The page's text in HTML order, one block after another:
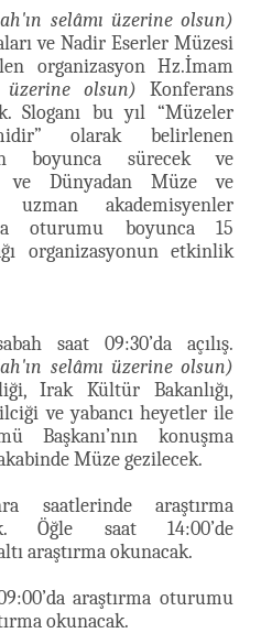
selâmı üzerine olsun)
ve Nadir Eserler Müzesi
organizasyon Hz.İmam
üzerine olsun) Konferans
Sloganı bu yıl “Müzeler
olarak belirlenen
boyunca sürecek ve
ve Dünyadan Müze ve
akademisyenler
oturumu boyunca 15
organizasyonun etkinlik
saat 09:30’da açılış.
selâmı üzerine olsun)
Irak Kültür Bakanlığı,
ve yabancı heyetler ile
Başkanı’nın konuşma
Müze gezilecek.
saatlerinde araştırma
Öğle saat 14:00’de
araştırma okunacak.
araştırma oturumu
okunacak.